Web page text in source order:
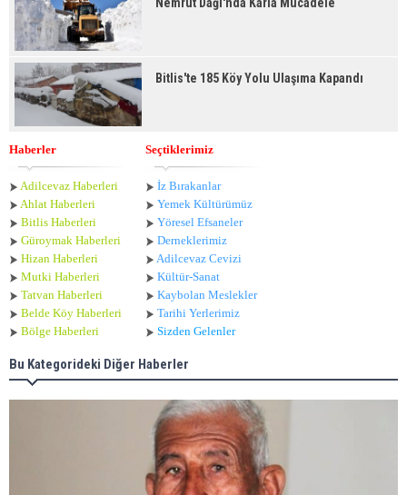
Bitlis'te 185 Köy Yolu Ulaşıma Kapandı
Haberler
Adilcevaz Haberleri
Ahlat Haberleri
Bitlis Haberleri
Güroymak Haberleri
Hizan Haberleri
Mutki Haberleri
Tatvan Haberleri
Belde Köy Haberleri
Bölge Haberleri
Seçtiklerimiz
İz Bırakanlar
Yemek Kültürümüz
Yöresel Efsaneler
Derneklerimiz
Adilcevaz Cevizi
Kültür-Sanat
Kaybolan Meslekler
Tarihi Yerlerimiz
Sizden Gelenler
Bu Kategorideki Diğer Haberler